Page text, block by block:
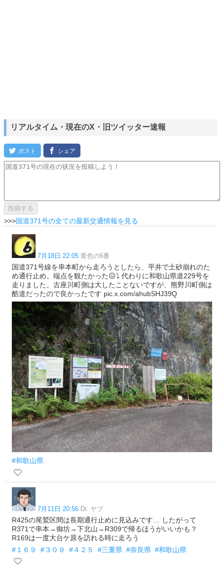
リアルタイム・現在のX・旧ツイッター速報
>>>国道371号の全ての最新交通情報を見る
7月18日 22:05 黄色の6番
国道371号線を串本町から走ろうとしたら、平井で土砂崩れのた
め通行止め。端点を観たかった😖⤵️ 代わりに和歌山県道229号を
走りました。古座川町側は大したことないですが、熊野川町側は
酷道だったので良かったです pic.x.com/ahubSHJ39Q
#和歌山県
7月11日 20:56 Dr. ヤブ
R425の尾鷲区間は長期通行止めに見込みです… したがって
R371で串本→御坊→下北山→R309で帰るほうがいいかも？
R169は一度大台ケ原を訪れる時に走ろう
#１６９
#３０９ #４２５ #三重県 #奈良県 #和歌山県